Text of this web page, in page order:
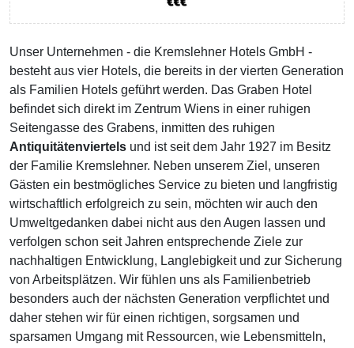
Unser Unternehmen - die Kremslehner Hotels GmbH -
besteht aus vier Hotels, die bereits in der vierten Generation
als Familien Hotels geführt werden. Das Graben Hotel
befindet sich direkt im Zentrum Wiens in einer ruhigen
Seitengasse des Grabens, inmitten des ruhigen
Antiquitätenviertels und ist seit dem Jahr 1927 im Besitz
der Familie Kremslehner. Neben unserem Ziel, unseren
Gästen ein bestmögliches Service zu bieten und langfristig
wirtschaftlich erfolgreich zu sein, möchten wir auch den
Umweltgedanken dabei nicht aus den Augen lassen und
verfolgen schon seit Jahren entsprechende Ziele zur
nachhaltigen Entwicklung, Langlebigkeit und zur Sicherung
von Arbeitsplätzen. Wir fühlen uns als Familienbetrieb
besonders auch der nächsten Generation verpflichtet und
daher stehen wir für einen richtigen, sorgsamen und
sparsamen Umgang mit Ressourcen, wie Lebensmitteln,